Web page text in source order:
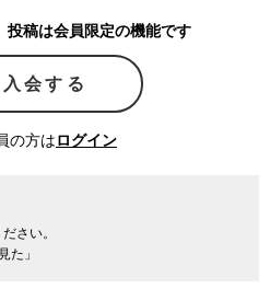
として小島氏は会見で、A氏が作
イスブックに公表された文面を並
であることを指摘した。
示される6月20日に立候補の届け
ロ大学卒業を書いた場合、公職選
用意があると小島氏は語った。
投稿は会員限定の機能です
入会する
の方は ログイン
さい。
た」